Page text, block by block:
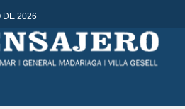
DE 2026